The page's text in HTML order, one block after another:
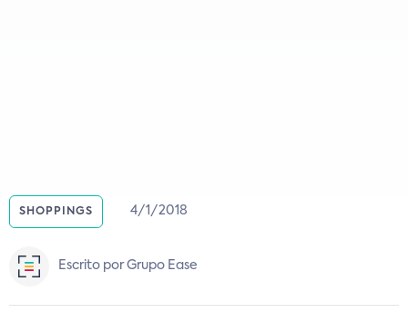
SHOPPINGS 4/1/2018
Escrito por Grupo Ease